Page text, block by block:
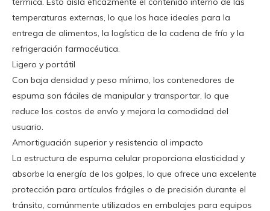
temperaturas externas, lo que los hace ideales para la
entrega de alimentos, la logística de la cadena de frío y la
refrigeración farmacéutica.
Ligero y portátil
Con baja densidad y peso mínimo, los contenedores de
espuma son fáciles de manipular y transportar, lo que
reduce los costos de envío y mejora la comodidad del
usuario.
Amortiguación superior y resistencia al impacto
La estructura de espuma celular proporciona elasticidad y
absorbe la energía de los golpes, lo que ofrece una excelente
protección para artículos frágiles o de precisión durante el
tránsito, comúnmente utilizados en embalajes para equipos